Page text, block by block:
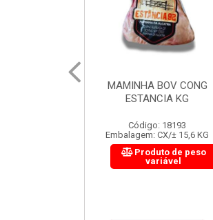
FILE DE COSTELA
ENTRECOTE ESTANCIA KG
Código: 18299
Embalagem: CX/± 14,4 KG
Produto de peso
variável